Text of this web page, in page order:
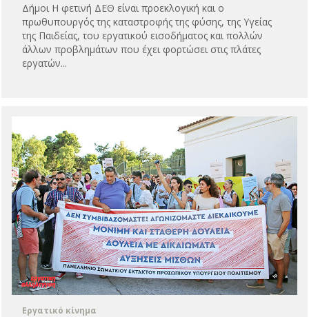
Δήμοι Η φετινή ΔΕΘ είναι προεκλογική και ο
πρωθυπουργός της καταστροφής της φύσης, της Υγείας
της Παιδείας, του εργατικού εισοδήματος και πολλών
άλλων προβλημάτων που έχει φορτώσει στις πλάτες
εργατών...
Εργατικό κίνημα